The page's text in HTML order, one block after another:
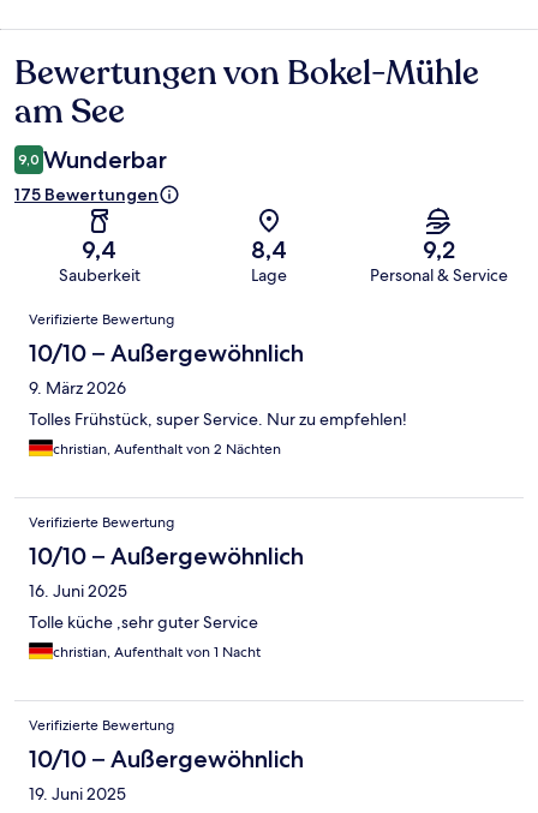
Bewertungen
Bewertungen von Bokel-Mühle
am See
9,0 Wunderbar
175 Bewertungen
9,4
Sauberkeit
8,4
Lage
9,2
Personal & Service
Bewertungen
Verifizierte Bewertung
10/10 – Außergewöhnlich
9. März 2026
Tolles Frühstück, super Service. Nur zu empfehlen!
christian, Aufenthalt von 2 Nächten
Verifizierte Bewertung
10/10 – Außergewöhnlich
16. Juni 2025
Tolle küche ,sehr guter Service
christian, Aufenthalt von 1 Nacht
Verifizierte Bewertung
10/10 – Außergewöhnlich
19. Juni 2025